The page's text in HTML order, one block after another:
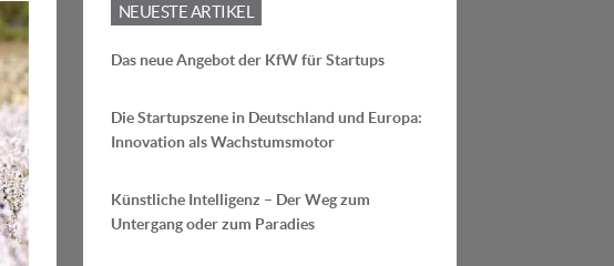
NEUESTE ARTIKEL
Das neue Angebot der KfW für Startups
Die Startupszene in Deutschland und Europa:
Innovation als Wachstumsmotor
Künstliche Intelligenz – Der Weg zum
Untergang oder zum Paradies